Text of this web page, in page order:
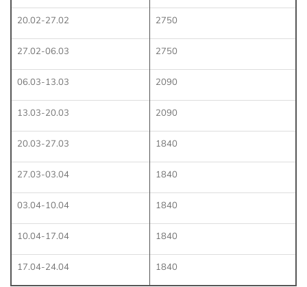
20.02-27.02 2750
27.02-06.03 2750
06.03-13.03 2090
13.03-20.03 2090
20.03-27.03 1840
27.03-03.04 1840
03.04-10.04 1840
10.04-17.04 1840
17.04-24.04 1840